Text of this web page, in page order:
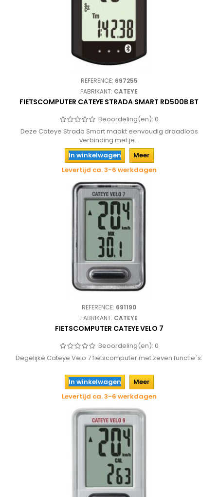
REFERENCE: 697255
FABRIKANT: CATEYE
FIETSCOMPUTER CATEYE STRADA SMART RD500B BT
Beoordeling(en): 0
Deze Cateye Strada Smart maakt eenvoudig draadloos
verbinding met je...
In winkelwagen
Meer
Levertijd ca. 3-6 werkdagen
REFERENCE: 691190
FABRIKANT: CATEYE
FIETSCOMPUTER CATEYE VELO 7
Beoordeling(en): 0
Degelijke Cateye Velo 7 fietscomputer met zeven functie´s.
In winkelwagen
Meer
Levertijd ca. 3-6 werkdagen